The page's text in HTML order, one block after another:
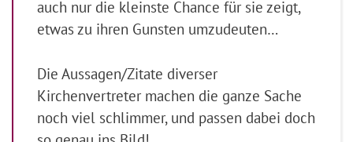
auch nur die kleinste Chance für sie zeigt,
etwas zu ihren Gunsten umzudeuten…
Die Aussagen/Zitate diverser
Kirchenvertreter machen die ganze Sache
noch viel schlimmer, und passen dabei doch